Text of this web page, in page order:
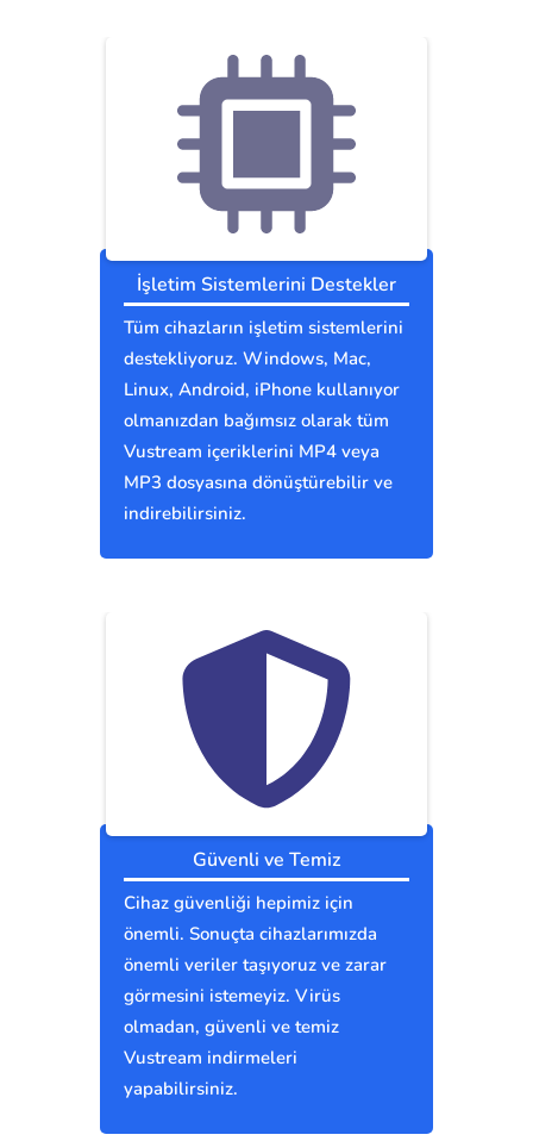
İşletim Sistemlerini Destekler
Tüm cihazların işletim sistemlerini
destekliyoruz. Windows, Mac,
Linux, Android, iPhone kullanıyor
olmanızdan bağımsız olarak tüm
Vustream içeriklerini MP4 veya
MP3 dosyasına dönüştürebilir ve
indirebilirsiniz.
Güvenli ve Temiz
Cihaz güvenliği hepimiz için
önemli. Sonuçta cihazlarımızda
önemli veriler taşıyoruz ve zarar
görmesini istemeyiz. Virüs
olmadan, güvenli ve temiz
Vustream indirmeleri
yapabilirsiniz.